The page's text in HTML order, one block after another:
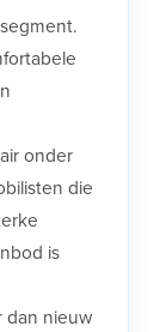
onder
die
is
dan nieuw